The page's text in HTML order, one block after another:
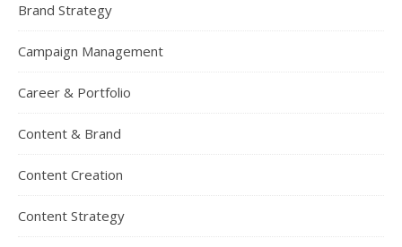
Brand Strategy
Campaign Management
Career & Portfolio
Content & Brand
Content Creation
Content Strategy